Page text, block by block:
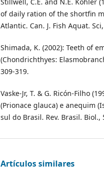
of daily ration of the shortfin
Atlantic. Can. J. Fish Aquat.
Shimada, K. (2002): Teeth of
(Chondrichthyes:
309-319.
Vaske-Jr, T. & G. Ricón-Filho
(Prionace glauca) e anequim
sul do Brasil. Rev. Brasil. Biol.,
Artículos similares